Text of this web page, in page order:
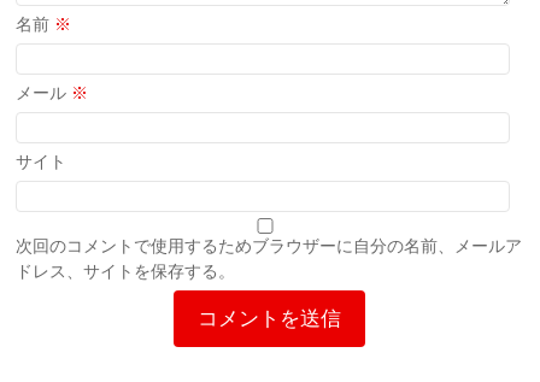
名前 ※
メール ※
サイト
次回のコメントで使用するためブラウザーに自分の名前、メールア
ドレス、サイトを保存する。